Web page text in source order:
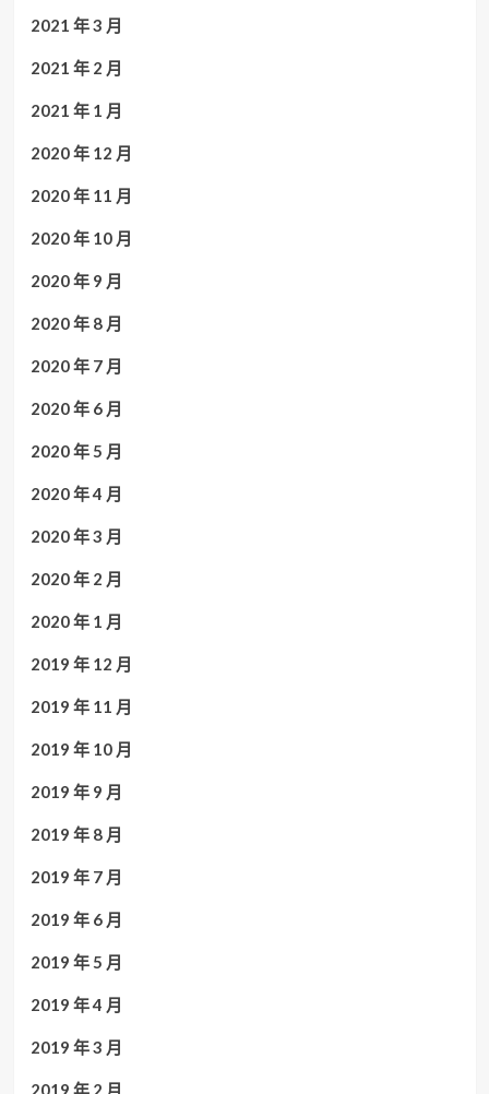
2021 年 3 月
2021 年 2 月
2021 年 1 月
2020 年 12 月
2020 年 11 月
2020 年 10 月
2020 年 9 月
2020 年 8 月
2020 年 7 月
2020 年 6 月
2020 年 5 月
2020 年 4 月
2020 年 3 月
2020 年 2 月
2020 年 1 月
2019 年 12 月
2019 年 11 月
2019 年 10 月
2019 年 9 月
2019 年 8 月
2019 年 7 月
2019 年 6 月
2019 年 5 月
2019 年 4 月
2019 年 3 月
2019 年 2 月